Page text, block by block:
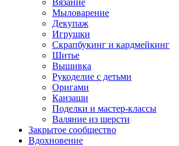
Вязание
Мыловарение
Декупаж
Игрушки
Скрапбукинг и кардмейкинг
Шитье
Вышивка
Рукоделие с детьми
Оригами
Канзаши
Поделки и мастер-классы
Валяние из шерсти
Закрытое сообщество
Вдохновение